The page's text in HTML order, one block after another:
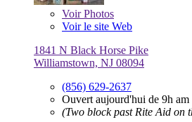
VoirPhotos
Voir le site Web
1841 N Black Horse Pike
Williamstown, NJ 08094
(856) 629-2637
Ouvert aujourd'hui de 9h am
(Two block past Rite Aid on